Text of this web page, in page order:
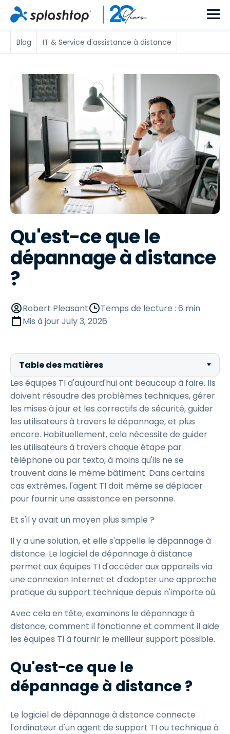
Blog IT & Service d'assistance à distance
Qu'est-ce que le
dépannage à distance
?
Robert Pleasant
Temps de lecture : 6 min
Mis à jourJuly 3, 2026
Table des matières
Les équipes TI d'aujourd'hui ont beaucoup à faire. Ils
doivent résoudre des problèmes techniques, gérer
les mises à jour et les correctifs de sécurité, guider
les utilisateurs à travers le dépannage, et plus
encore. Habituellement, cela nécessite de guider
les utilisateurs à travers chaque étape par
téléphone ou par texto, à moins qu'ils ne se
trouvent dans le même bâtiment. Dans certains
cas extrêmes, l'agent TI doit même se déplacer
pour fournir une assistance en personne.
Et s'il y avait un moyen plus simple ?
Il y a une solution, et elle s'appelle le dépannage à
distance. Le logiciel de dépannage à distance
permet aux équipes TI d'accéder aux appareils via
une connexion Internet et d'adopter une approche
pratique du support technique depuis n'importe où.
Avec cela en tête, examinons le dépannage à
distance, comment il fonctionne et comment il aide
les équipes TI à fournir le meilleur support possible.
Qu'est-ce que le
dépannage à distance ?
Le logiciel de dépannage à distance connecte
l'ordinateur d'un agent de support TI ou technique à